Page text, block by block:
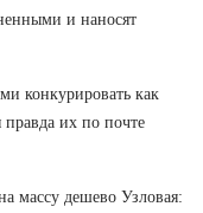
и наносят
конкурировать как
их по почте
массу дешево Узловая: